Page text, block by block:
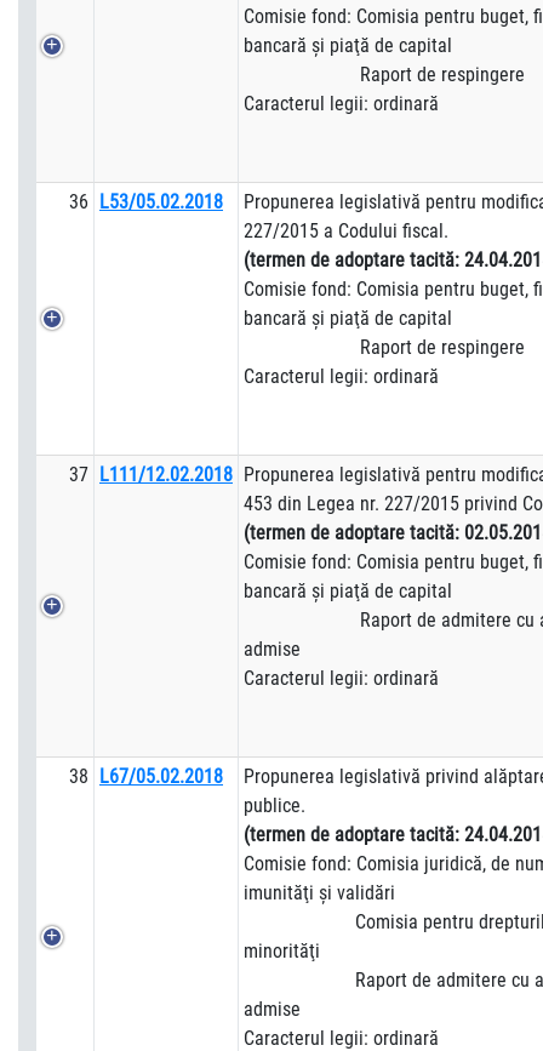
Comisie fond: Comisia pentru buget,
bancară şi piaţă de capital
Raport de respingere
Caracterul legii: ordinară
36 L53/05.02.2018
Propunerea legislativă pentru
227/2015 a Codului fiscal.
(termen de adoptare tacită:
Comisie fond: Comisia pentru buget,
bancară şi piaţă de capital
Raport de respingere
Caracterul legii: ordinară
37 L111/12.02.2018 Propunerea legislativă pentru
453 din Legea nr. 227/2015 privind
(termen de adoptare tacită:
Comisie fond: Comisia pentru buget,
bancară şi piaţă de capital
Raport de admitere cu
admise
Caracterul legii: ordinară
38 L67/05.02.2018
Propunerea legislativă privind
publice.
(termen de adoptare tacită:
Comisie fond: Comisia juridică, de
imunităţi şi validări
Comisia pentru drepturile
minorităţi
Raport de admitere cu
admise
Caracterul legii: ordinară